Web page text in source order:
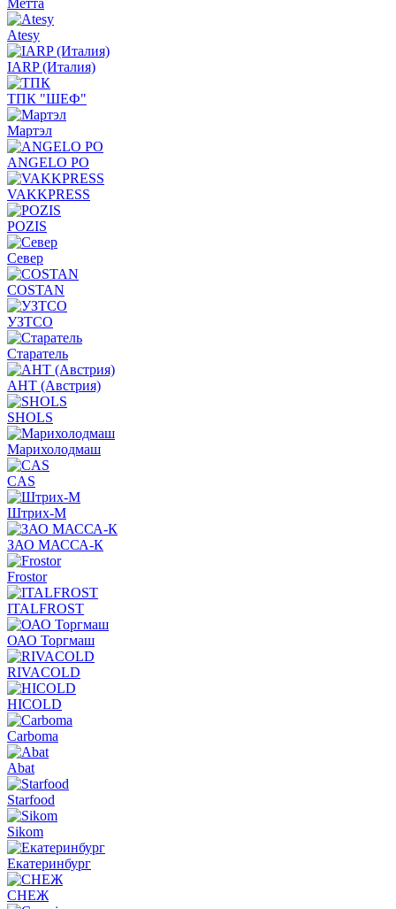
Atesy
IARP (Италия)
ТПК "ШЕФ"
Мартэл
ANGELO PO
VAKKPRESS
POZIS
Север
COSTAN
УЗТСО
Старатель
АНТ (Австрия)
SHOLS
Марихолодмаш
CAS
Штрих-М
ЗАО МАССА-К
Frostor
ITALFROST
ОАО Торгмаш
RIVACOLD
HICOLD
Carboma
Abat
Starfood
Sikom
Екатеринбург
СНЕЖ